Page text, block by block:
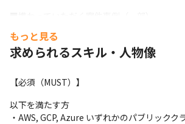
：お客様が構築した生成AI基盤（Azure）に
コスト最適化など5つの観点で客観的評価（ア
〇RAGアプリ利用増におけるアーキテクチャ
析や負荷テストを実施、可用性・性能を担保
への最適化を支援。
もっと見る
求められるスキル・人物像
【必須（MUST）】
以下を満たす方
・AWS, GCP, Azure いずれかのパブリックク